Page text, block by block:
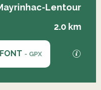
Lentour
2.0 km
- GPX